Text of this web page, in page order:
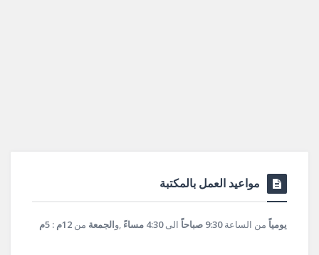
مواعيد العمل بالمكتبة
يومياً من الساعة9:30 صباحاً الى4:30 مساءً ,والجمعة من 12م : 5م